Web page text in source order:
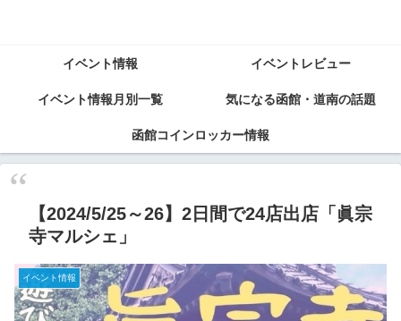
イベント情報 イベントレビュー
イベント情報月別一覧 気になる函館・道南の話題
函館コインロッカー情報
【2024/5/25～26】2日間で24店出店「眞宗
寺マルシェ」
イベント情報